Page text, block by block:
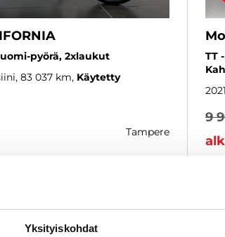
Yksityiskohdat
pyörä, 2xlaukut
83 037 km Käytetty
tampere
TT
2021
9